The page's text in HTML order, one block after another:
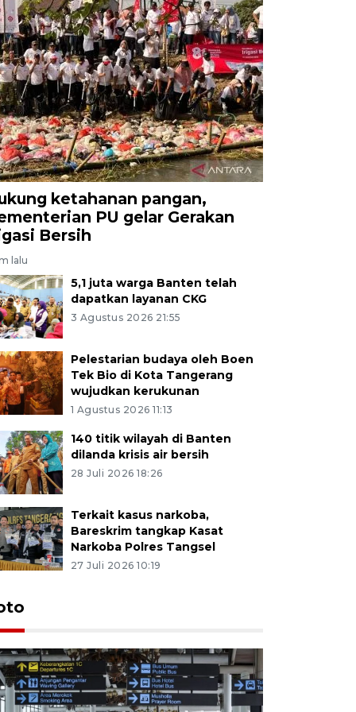
ketahanan pangan,
PU gelar Gerakan
Bersih
lalu
5,1 juta warga Banten telah
dapatkan layanan CKG
3 Agustus 2026 21:55
Pelestarian budaya oleh Boen
Tek Bio di Kota Tangerang
wujudkan kerukunan
1 Agustus 2026 11:13
140 titik wilayah di Banten
dilanda krisis air bersih
28 Juli 2026 18:26
Terkait kasus narkoba,
Bareskrim tangkap Kasat
Narkoba Polres Tangsel
27 Juli 2026 10:19